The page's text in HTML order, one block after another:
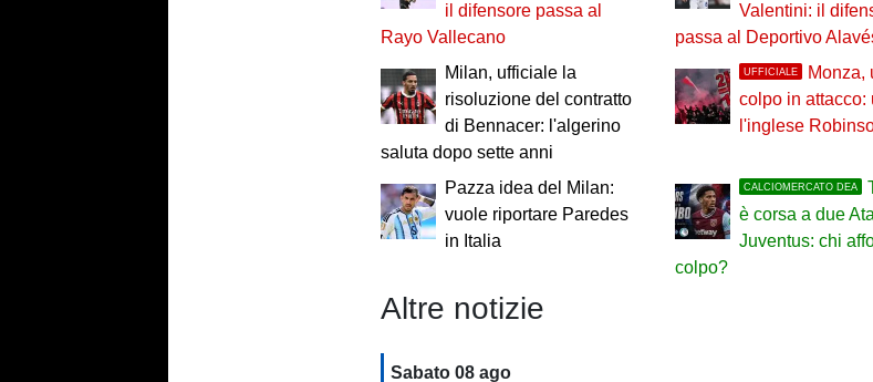
il difensore passa al
Rayo Vallecano
Valentini: il
passa al Deportivo
Milan, ufficiale la
risoluzione del contratto
di Bennacer: l'algerino
saluta dopo sette anni
UFFICIALE
Monza,
colpo in attacco:
l'inglese
Pazza idea del Milan:
vuole riportare Paredes
in Italia
CALCIOMERCATO DEA
è corsa a due
Juventus: chi
colpo?
Altre notizie
Sabato 08 ago